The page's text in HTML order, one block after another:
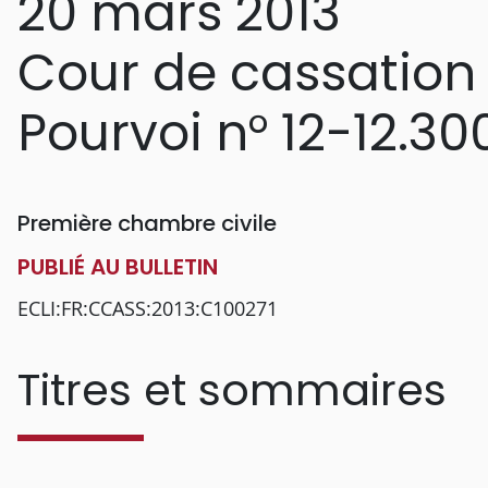
Cour de cassation
Pourvoi n° 12-
Première chambre civile
PUBLIÉ AU BULLETIN
ECLI:FR:CCASS:2013:C100271
Titres et sommaires